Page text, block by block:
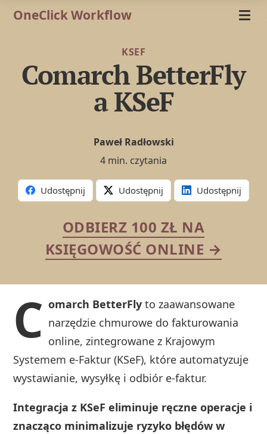
OneClick Workflow
KSEF
Comarch BetterFly
a KSeF
Paweł Radłowski
4 min. czytania
Udostępnij Udostępnij Udostępnij
ODBIERZ 100 ZŁ NA
KSIĘGOWOŚĆ ONLINE →
C omarch BetterFly to zaawansowane
narzędzie chmurowe do fakturowania
online, zintegrowane z Krajowym
Systemem e-Faktur (KSeF), które automatyzuje
wystawianie, wysyłkę i odbiór e-faktur.
Integracja z KSeF eliminuje ręczne operacje i
znacząco minimalizuje ryzyko błędów w